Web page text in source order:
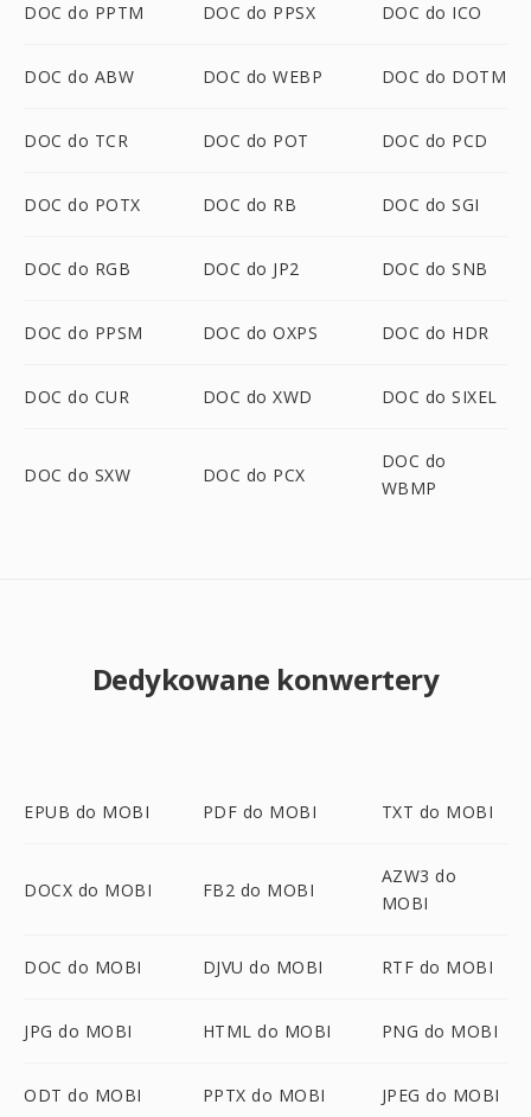
DOC do PPTM DOC do PPSX DOC do ICO
DOC do ABW DOC do WEBP DOC do DOTM
DOC do TCR DOC do POT DOC do PCD
DOC do POTX DOC do RB DOC do SGI
DOC do RGB DOC do JP2 DOC do SNB
DOC do PPSM DOC do OXPS DOC do HDR
DOC do CUR DOC do XWD DOC do SIXEL
DOC do SXW DOC do PCX
DOC do
WBMP
Dedykowane konwertery
EPUB do MOBI PDF do MOBI TXT do MOBI
DOCX do MOBI FB2 do MOBI
AZW3 do
MOBI
DOC do MOBI DJVU do MOBI RTF do MOBI
JPG do MOBI HTML do MOBI PNG do MOBI
ODT do MOBI PPTX do MOBI JPEG do MOBI